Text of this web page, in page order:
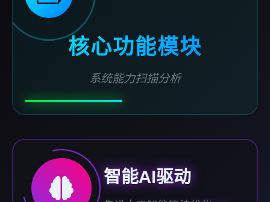
核心功能模块
系统能力扫描分析
智能AI驱动